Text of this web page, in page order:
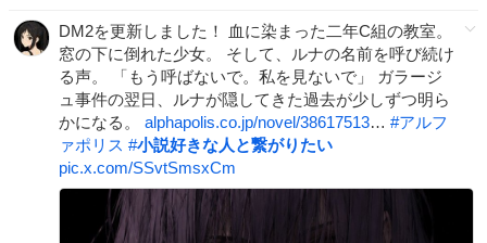
DM2を更新しました！ 血に染まった二年C組の教室。
窓の下に倒れた少女。 そして、ルナの名前を呼び続け
る声。 「もう呼ばないで。私を見ないで」 ガラージ
ュ事件の翌日、ルナが隠してきた過去が少しずつ明ら
かになる。 alphapolis.co.jp/novel/38617513… #アルフ
ァポリス #小説好きな人と繋がりたい
pic.x.com/SSvtSmsxCm